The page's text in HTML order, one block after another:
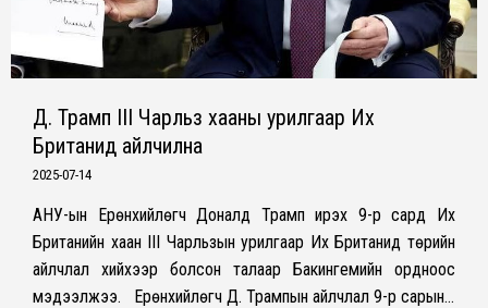
Д. Трамп III Чарльз хааны урилгаар Их
Британид айлчилна
2025-07-14
АНУ-ын Ерөнхийлөгч Доналд Трамп ирэх 9-р сард Их
Британийн хаан III Чарльзын урилгаар Их Британид төрийн
айлчлал хийхээр болсон талаар Бакингемийн ордноос
мэдээлжээ. Ерөнхийлөгч Д. Трампын айлчлал 9-р сарын…